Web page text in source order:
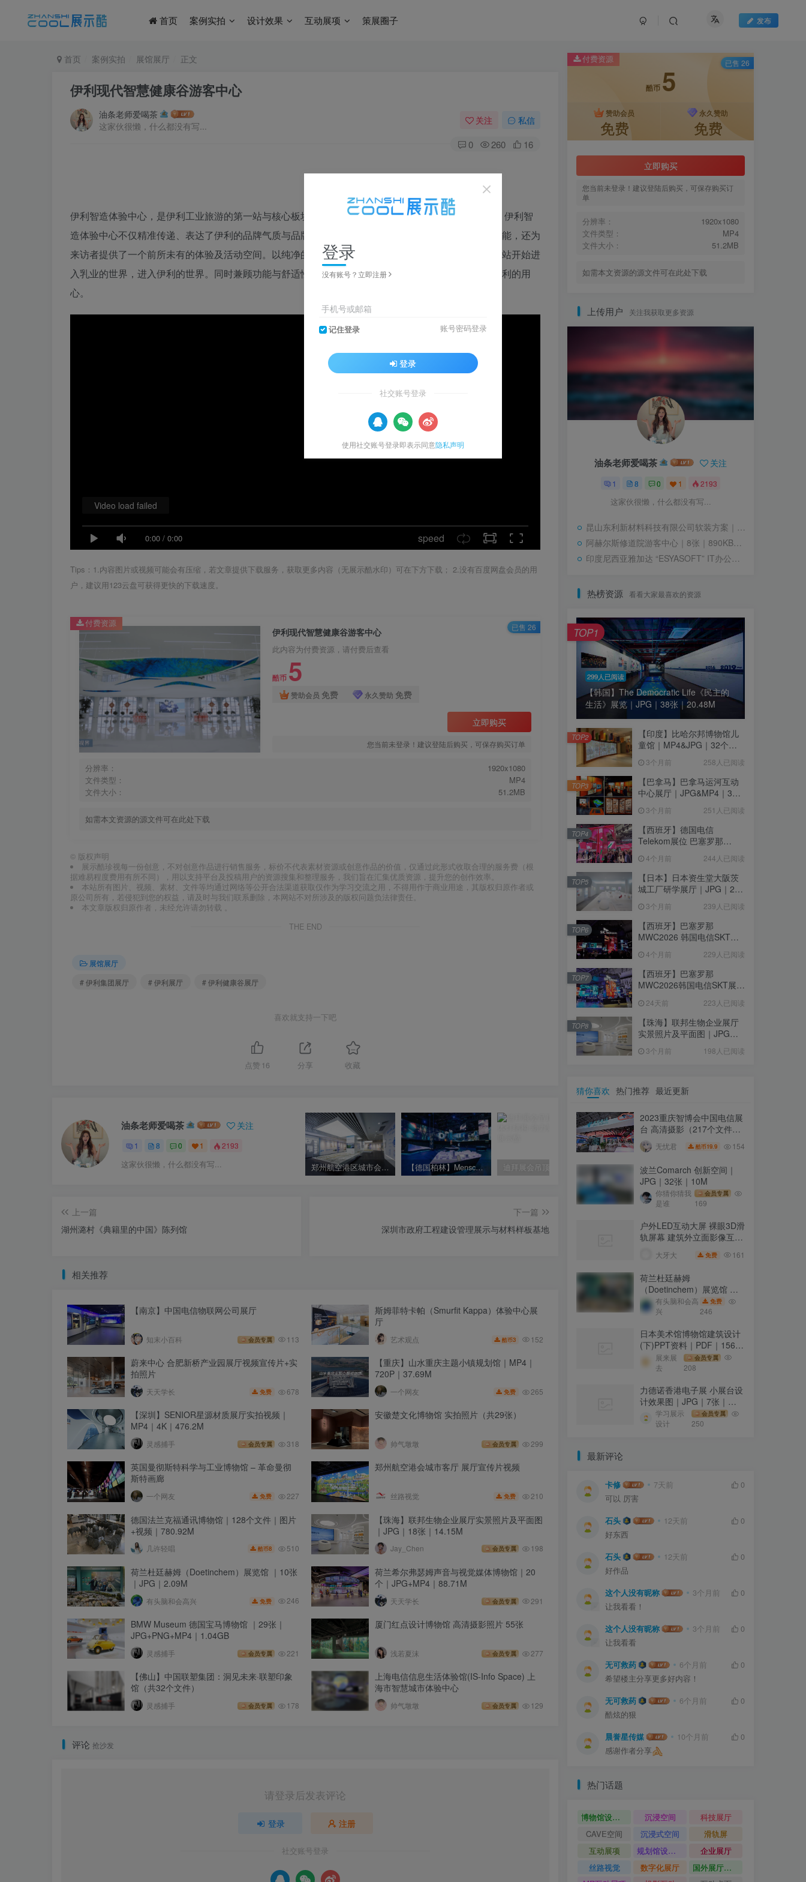
首页 案例实拍 设计效果 互动展项 策展圈子 发布
首页 案例实拍 展馆展厅 正文
伊利现代智慧健康谷游客中心
油条老师爱喝茶
这家伙很懒，什么都没有写...
关注 私信
0 260 16
伊利智造体验中心，是伊利工业旅游的第一站与核心板块，也是伊利现代智慧健康谷探索之旅的开端。 伊利智
造体验中心不仅精准传递、表达了伊利的品牌气质与品牌故事，秉承了游客集散、服务、引导的重要功能，还为
来访者提供了一个前所未有的体验及活动空间。以纯净的氛围营造出乳业品牌特有气质，让访客从这一站开始进
入乳业的世界，进入伊利的世界。同时兼顾功能与舒适性，能够让游客在整个参观额过程中都感受到伊利的用
心。
0:00 / 0:00 speed
Video load failed
Tips：1.内容图片或视频可能会有压缩，若文章提供下载服务，获取更多内容（无展示酷水印）可在下方下载； 2.没有百度网盘会员的用
户，建议用123云盘可获得更快的下载速度。
伊利现代智慧健康谷游客中心
此内容为付费资源，请付费后查看
酷币 5
赞助会员 免费 永久赞助 免费
立即购买
您当前未登录！建议登陆后购买，可保存购买订单
分辨率：
1920x1080
文件类型：
MP4
文件大小：
51.2MB
如需本文资源的源文件可在此处下载
付费资源 已售 26
© 版权声明
展示酷珍视每一份创意，不对创意作品进行销售服务，标价不代表素材资源或创意作品的价值，仅通过此形式收取合理的服务费（根
据难易程度费用有所不同），用以支持平台及投稿用户的资源搜集和整理服务，我们旨在汇集优质资源，提升您的创作效率。
本站所有图片、视频、素材、文件等均通过网络等公开合法渠道获取仅作为学习交流之用，不得用作于商业用途，其版权归原作者或
原公司所有，若侵犯到您的权益，请及时与我们联系删除，本网站不对所涉及的版权问题负法律责任。
本文章版权归原作者，未经允许请勿转载 。
THE END
展馆展厅
# 伊利集团展厅
# 伊利展厅 # 伊利健康谷展厅
喜欢就支持一下吧
点赞 16 分享 收藏
油条老师爱喝茶 关注
1 8 0 1 2193
这家伙很懒，什么都没有写... 郑州航空港区城市会客厅 展厅实景拍摄照片 【德国柏林】Mensch+Maschine 科学中心展览｜MP4+JPG｜160.1M 永年规划展览馆策划设计方案
上一篇
湖州潞村《典籍里的中国》陈列馆
下一篇
深圳市政府工程建设管理展示与材料样板基地
相关推荐
【南京】中国电信物联网公司展厅
知末小百科 会员专属 113
斯姆菲特卡帕（Smurfit Kappa）体验中心展
厅
艺术观点 酷币3 152
蔚来中心 合肥新桥产业园展厅视频宣传片+实
拍照片
天天学长 免费 678
【重庆】山水重庆主题小镇规划馆｜MP4｜
720P｜37.69M
一个网友 免费 265
【深圳】SENIOR星源材质展厅实拍视频｜
MP4｜4K｜476.2M
灵感捕手 会员专属 318
安徽楚文化博物馆 实拍照片（共29张）
帅气墩墩 会员专属 299
英国曼彻斯特科学与工业博物馆 – 革命曼彻
斯特画廊
一个网友 免费 227
郑州航空港会城市客厅 展厅宣传片视频
丝路视觉 免费 210
德国法兰克福通讯博物馆｜128个文件｜图片
+视频｜780.92M
几许轻唱 酷币8 510
【珠海】联邦生物企业展厅实景照片及平面图
｜JPG｜18张｜14.15M
Jay_Chen 会员专属 198
荷兰杜廷赫姆（Doetinchem）展览馆 ｜10张
｜JPG｜2.09M
有头脑和会高兴 免费 246
荷兰希尔弗瑟姆声音与视觉媒体博物馆｜20
个｜JPG+MP4｜88.71M
天天学长 会员专属 291
BMW Museum 德国宝马博物馆 ｜29张｜
JPG+PNG+MP4｜1.04GB
灵感捕手 会员专属 221
厦门红点设计博物馆 高清摄影照片 55张
浅若夏沫 会员专属 277
【佛山】中国联塑集团：洞见未来·联塑印象
馆（共32个文件）
灵感捕手 会员专属 178
上海电信信息生活体验馆(IS-Info Space) 上
海市智慧城市体验中心
帅气墩墩 会员专属 129
评论 抢沙发
请登录后发表评论
登录 注册
社交账号登录
付费资源
酷币 5
赞助会员
免费
永久赞助
免费
立即购买
您当前未登录！建议登陆后购买，可保存购买订
单
分辨率：
1920x1080
文件类型：
MP4
文件大小：
51.2MB
如需本文资源的源文件可在此处下载
已售 26
上传用户 关注我获取更多资源
油条老师爱喝茶 关注
1 8 0 1 2193
这家伙很懒，什么都没有写...
昆山东利新材料科技有限公司软装方案｜PDF｜36页｜5.82M
阿赫尔斯修道院游客中心｜8张｜890KB｜JPG
印度尼西亚雅加达 “ESYASOFT” IT办公室设计效果图｜54张｜JPG｜35.5M
热榜资源 看看大家最喜欢的资源
299人已阅读
【韩国】The Democratic Life《民主的
生活》展览｜JPG｜38张｜20.48M
TOP1
【印度】比哈尔邦博物馆儿
童馆｜MP4&JPG｜32个｜
3个月前 258人已阅读
TOP2
【巴拿马】巴拿马运河互动
中心展厅｜JPG&MP4｜39
3个月前 251人已阅读
TOP3
【西班牙】德国电信
Telekom展位 巴塞罗那
｜77.42M
4个月前 244人已阅读
TOP4
【日本】日本资生堂大阪茨
城工厂研学展厅｜JPG｜26
3个月前 239人已阅读
TOP5
【西班牙】巴塞罗那
MWC2026 韩国电信SKT展
105.67M
4个月前 229人已阅读
TOP6
【西班牙】巴塞罗那
MWC2026韩国电信SKT展台
个｜16.51M
24天前 223人已阅读
TOP7
【珠海】联邦生物企业展厅
实景照片及平面图｜JPG｜
3个月前 198人已阅读
TOP8
猜你喜欢 热门推荐 最近更新
2023重庆智博会中国电信展
台 高清摄影（217个文件打
包）
无忧君 酷币19.9 154
波兰Comarch 创新空间｜
JPG｜32张｜10M
你猜你猜我
是谁
会员专属
169
户外LED互动大屏 裸眼3D滑
轨屏幕 建筑外立面影像互动
大牙大 免费 161
荷兰杜廷赫姆
（Doetinchem）展览馆 ｜
10张｜JPG｜2.09M
有头脑和会高
兴
免费
246
日本美术馆博物馆建筑设计
(下)PPT资料｜PDF｜156页
｜123.52M
展来展
去
会员专属
208
力德诺香港电子展 小展台设
计效果图｜JPG｜7张｜
4.53M学习展示
设计
会员专属
250
最新评论
卡修 7天前
0
可以 厉害
石头 12天前
0
好东西
石头 12天前
0
好作品
这个人没有昵称 3个月前
0
让我看看！
这个人没有昵称 3个月前
0
让我看看
无可救药 6个月前
0
希望楼主分享更多好内容！
无可救药 6个月前
0
酷炫的狠
晨誉星传媒 10个月前
0
感谢作者分享
热门话题
博物馆设计方案 沉浸空间
科技展厅
CAVE空间
沉浸式空间
滑轨屏
互动展项
规划馆设计方案
企业展厅
丝路视觉
数字化展厅
国外展厅案例
登录
没有账号？立即注册
手机号或邮箱
记住登录 账号密码登录
登录
社交账号登录
使用社交账号登录即表示同意隐私声明